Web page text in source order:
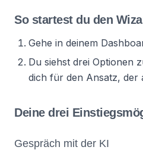
So startest du den
Gehe in deinem
Du siehst drei Optionen
dich für den Ansatz, der
Deine drei
Gespräch mit der KI